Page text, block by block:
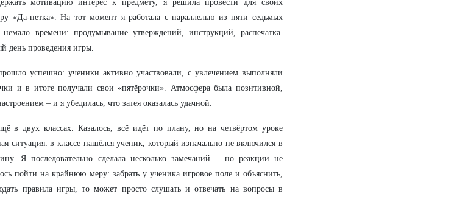
мотивацию интерес к предмету, я решила провести для своих
«Да-нетка». На тот момент я работала с параллелью из пяти седьмых
немало времени: продумывание утверждений, инструкций, распечатка.
день проведения игры.
успешно: ученики активно участвовали, с увлечением выполняли
и в итоге получали свои «пятёрочки». Атмосфера была позитивной,
– и я убедилась, что затея оказалась удачной.
в двух классах. Казалось, всё идёт по плану, но на четвёртом уроке
ситуация: в классе нашёлся ученик, который изначально не включился в
Я последовательно сделала несколько замечаний – но реакции не
пойти на крайнюю меру: забрать у ученика игровое поле и объяснить,
правила игры, то может просто слушать и отвечать на вопросы в